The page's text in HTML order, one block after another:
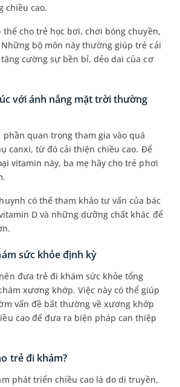
chiều cao.
thể cho trẻ học bơi, chơi bóng chuyền,
bộ môn này thường giúp trẻ cải
cường sự bền bỉ, dẻo dai của cơ
với ánh nắng mặt trời thường
quan trọng tham gia vào quá
canxi, từ đó cải thiện chiều cao. Để
vitamin này, ba mẹ hãy cho trẻ phơi
có thể tham khảo tư vấn của bác
D và những dưỡng chất khác để
sức khỏe định kỳ
đưa trẻ đi khám sức khỏe tổng
xương khớp. Việc này có thể giúp
vấn đề bất thường về xương khớp
cao để đưa ra biện pháp can thiệp
trẻ đi khám?
phát triển chiều cao là do di truyền,